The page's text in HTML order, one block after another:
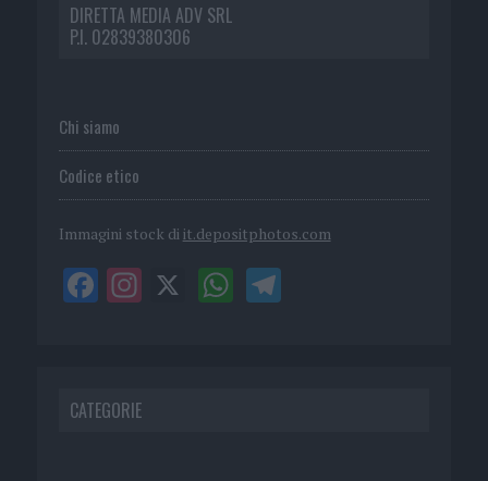
DIRETTA MEDIA ADV SRL
P.I. 02839380306
Chi siamo
Codice etico
Immagini stock di it.depositphotos.com
CATEGORIE